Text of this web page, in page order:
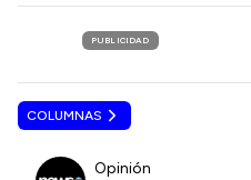
PUBLICIDAD
COLUMNAS
Opinión